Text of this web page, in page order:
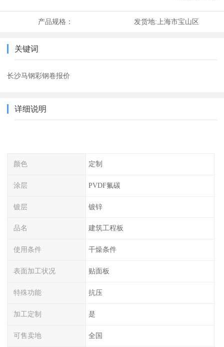
产品规格： 发货地: 上海市宝山区
关键词
长沙马钢彩钢卷报价
详细说明
颜色 定制
涂层 PVDF氟碳
镀层 镀锌
品名 建筑工程板
使用条件 干燥条件
表面加工状况 贴面板
特殊功能 抗压
加工定制 是
可售卖地 全国